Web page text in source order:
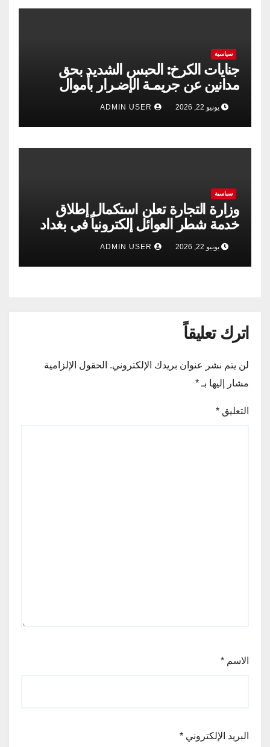
سياسية
جنايات الكرخ: الحبس الشديد بحق
مدانين عن جريمـة الإضـرار بأموال
الشركة العامة لتجارة الحبوب
يونيو 22, 2026
سياسية
وزارة التجارة تعلن استكمال إطلاق
خدمة شطر العوائل إلكترونياً في بغداد
وجميع المحافظات
يونيو 22, 2026
اترك تعليقاً
لن يتم نشر عنوان بريدك الإلكتروني. الحقول الإلزامية
مشار إليها بـ *
التعليق *
الاسم *
البريد الإلكتروني *